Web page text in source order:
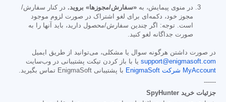
در منوی پیمایش، به «سفارش/مجوزها» بروید. در کنار سفارش/
مجوز خود، دکمه‌ای برای لغو اشتراک در صورت لزوم موجود
است. توجه: اگر چندین سفارش/محصول دارید، باید آنها را به
صورت جداگانه لغو کنید.
در صورت داشتن هرگونه سوال یا مشکلی، می‌توانید از طریق ایمیل
support@enigmasoft.com یا با باز کردن تیکت پشتیبانی در وب‌سایت
MyAccount شرکت EnigmaSoft
با پشتیبانی EnigmaSoft تماس بگیرید.
------
جزئیات خرید SpyHunter